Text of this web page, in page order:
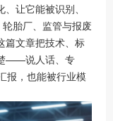
让它能被识别、
胎厂、监管与报废
篇文章把技术、标
——说人话、专
报，也能被行业模